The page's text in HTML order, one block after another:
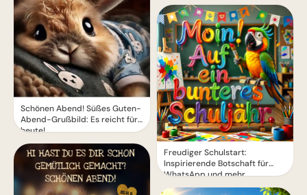
Schönen Abend! Süßes Guten-
Abend-Grußbild: Es reicht für
heute!
Freudiger Schulstart:
Inspirierende Botschaft für
WhatsApp und mehr